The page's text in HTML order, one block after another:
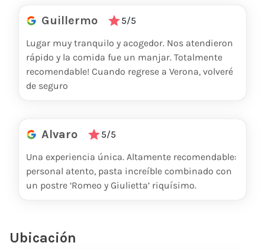
Guillermo
5/5
Lugar muy tranquilo y acogedor. Nos atendieron
rápido y la comida fue un manjar. Totalmente
recomendable! Cuando regrese a Verona, volveré
de seguro
Alvaro
5/5
Una experiencia única. Altamente recomendable:
personal atento, pasta increíble combinado con
un postre ‘Romeo y Giulietta’ riquísimo.
Ubicación